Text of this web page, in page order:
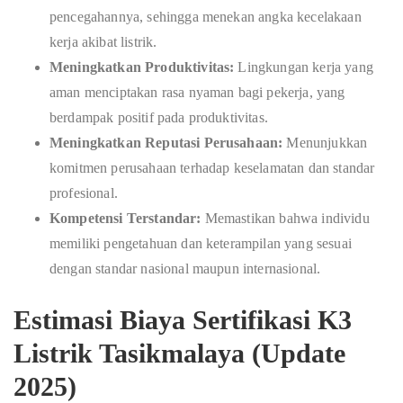
pencegahannya, sehingga menekan angka kecelakaan
kerja akibat listrik.
Meningkatkan Produktivitas: Lingkungan kerja yang
aman menciptakan rasa nyaman bagi pekerja, yang
berdampak positif pada produktivitas.
Meningkatkan Reputasi Perusahaan: Menunjukkan
komitmen perusahaan terhadap keselamatan dan standar
profesional.
Kompetensi Terstandar: Memastikan bahwa individu
memiliki pengetahuan dan keterampilan yang sesuai
dengan standar nasional maupun internasional.
Estimasi Biaya Sertifikasi K3
Listrik Tasikmalaya (Update
2025)